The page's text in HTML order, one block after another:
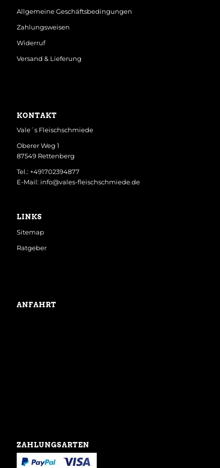
Allgemeine Geschäftsbedingungen
Zahlungsweisen
Widerruf
Versand & Lieferung
KONTAKT
Vale´s Fleischschmiede
Oberer Weg 1
87549 Rettenberg
Tel.: +491702394877
E-Mail: info@vales-fleischschmiede.de
LINKS
Sitemap
Ratgeber
ANFAHRT
ZAHLUNGSARTEN